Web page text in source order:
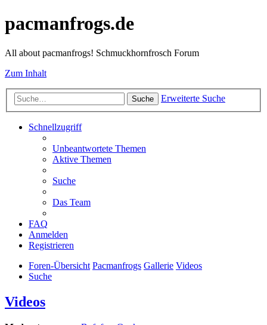
pacmanfrogs.de
All about pacmanfrogs! Schmuckhornfrosch Forum
Zum Inhalt
Suche Erweiterte Suche
Schnellzugriff
Unbeantwortete Themen
Aktive Themen
Suche
Das Team
FAQ
Anmelden
Registrieren
Foren-Übersicht Pacmanfrogs Gallerie Videos
Suche
Videos